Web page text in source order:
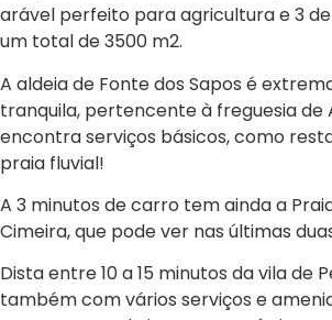
arável perfeito para agricultura e 3
um total de 3500 m2.
A aldeia de Fonte dos Sapos é
tranquila, pertencente à freguesia de
encontra serviços básicos, como
praia fluvial!
A 3 minutos de carro tem ainda a
Cimeira, que pode ver nas últimas
Dista entre 10 a 15 minutos da vila de
também com vários serviços e